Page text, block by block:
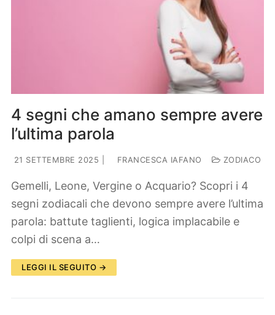
4 segni che amano sempre avere
l’ultima parola
21 SETTEMBRE 2025 FRANCESCA IAFANO ZODIACO
Gemelli, Leone, Vergine o Acquario? Scopri i 4
segni zodiacali che devono sempre avere l’ultima
parola: battute taglienti, logica implacabile e
colpi di scena a…
LEGGI IL SEGUITO →